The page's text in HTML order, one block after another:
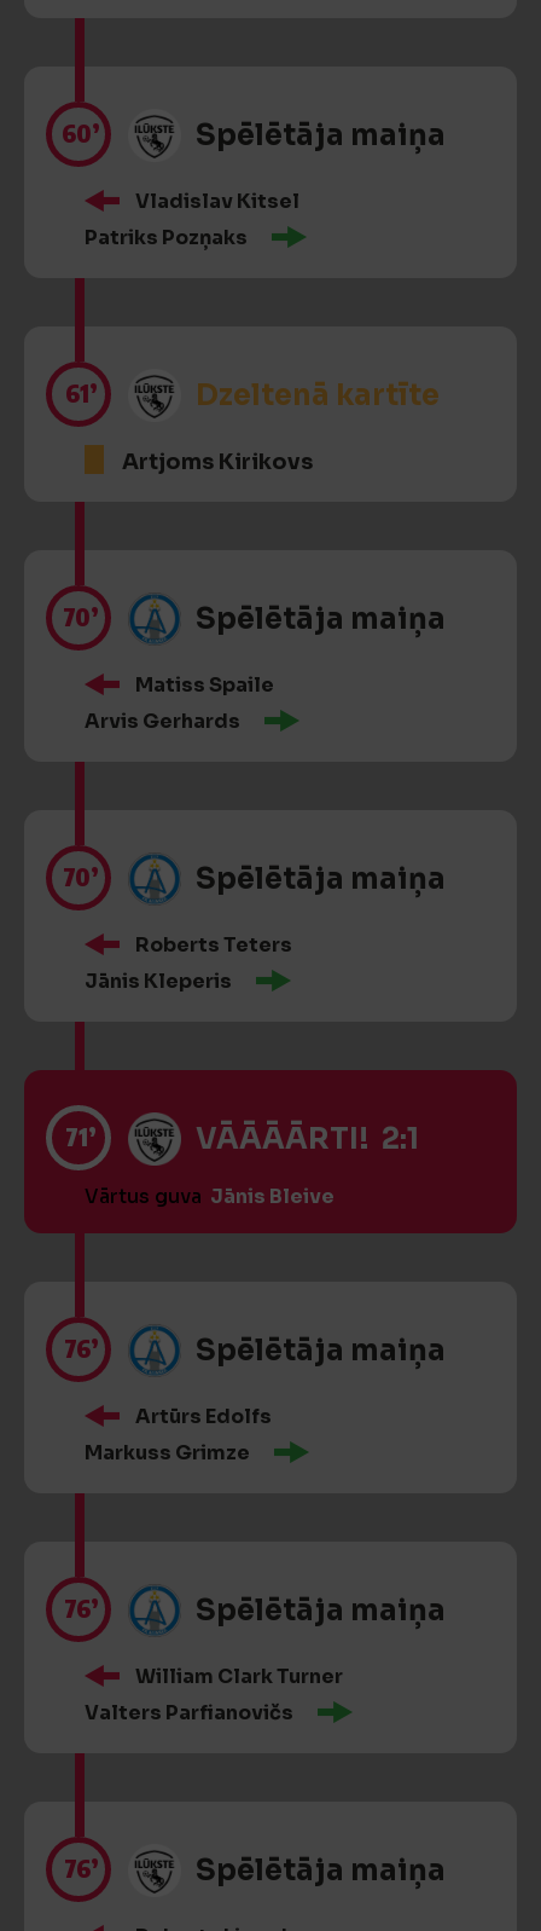
60’ Spēlētāja maiņa
Vladislav Kitsel
Patriks Pozņaks
61’ Dzeltenā kartīte
Artjoms Kirikovs
70’ Spēlētāja maiņa
Matiss Spaile
Arvis Gerhards
70’ Spēlētāja maiņa
Roberts Teters
Jānis Kleperis
71’ VĀĀĀĀRTI! 2:1
Vārtus guva Jānis Bleive
76’ Spēlētāja maiņa
Artūrs Edolfs
Markuss Grimze
76’ Spēlētāja maiņa
William Clark Turner
Valters Parfianovičs
76’ Spēlētāja maiņa